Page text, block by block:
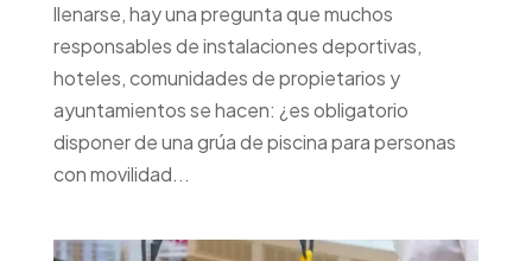
llenarse, hay una pregunta que muchos
responsables de instalaciones deportivas,
hoteles, comunidades de propietarios y
ayuntamientos se hacen: ¿es obligatorio
disponer de una grúa de piscina para personas
con movilidad...